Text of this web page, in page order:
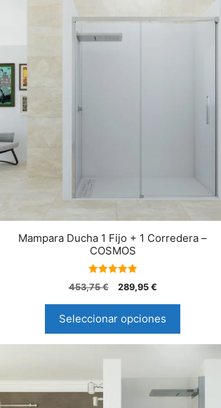
Mampara Ducha 1 Fijo + 1 Corredera –
COSMOS
5.00
de 5
453,75€ 289,95 €
Seleccionar opciones